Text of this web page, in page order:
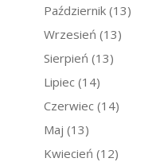
Październik (13)
Wrzesień (13)
Sierpień (13)
Lipiec (14)
Czerwiec (14)
Maj (13)
Kwiecień (12)